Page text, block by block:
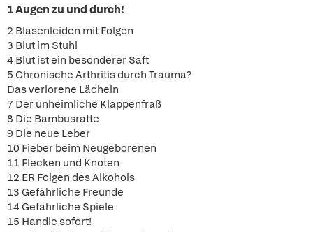
1 Augen zu und durch!
2 Blasenleiden mit Folgen
3 Blut im Stuhl
4 Blut ist ein besonderer Saft
5 Chronische Arthritis durch Trauma?
Das verlorene Lächeln
7 Der unheimliche Klappenfraß
8 Die Bambusratte
9 Die neue Leber
10 Fieber beim Neugeborenen
11 Flecken und Knoten
12 ER Folgen des Alkohols
13 Gefährliche Freunde
14 Gefährliche Spiele
15 Handle sofort!